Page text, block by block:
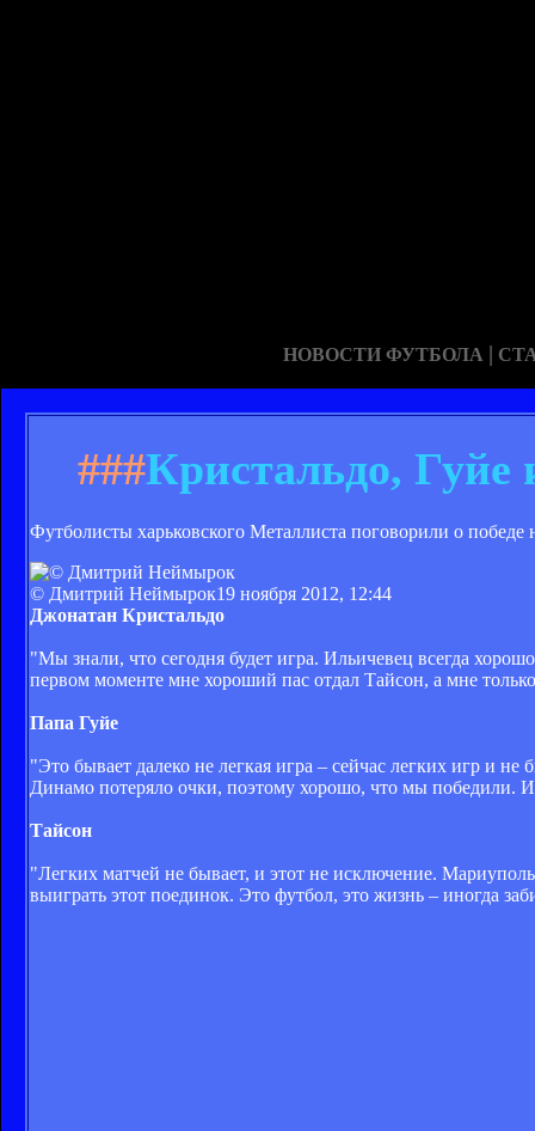
НОВОСТИ ФУТБОЛА |
###Кристальдо, Гуйе
Футболисты харьковского Металлиста поговорили о
© Дмитрий Неймырок19 ноября 2012, 12:44
Джонатан Кристальдо
"Мы знали, что сегодня будет игра. Ильичевец всегда
первом моменте мне хороший пас отдал Тайсон, а мне
Папа Гуйе
"Это бывает далеко не легкая игра – сейчас легких игр и
Динамо потеряло очки, поэтому хорошо, что мы победили.
Тайсон
"Легких матчей не бывает, и этот не исключение.
выиграть этот поединок. Это футбол, это жизнь – иногда